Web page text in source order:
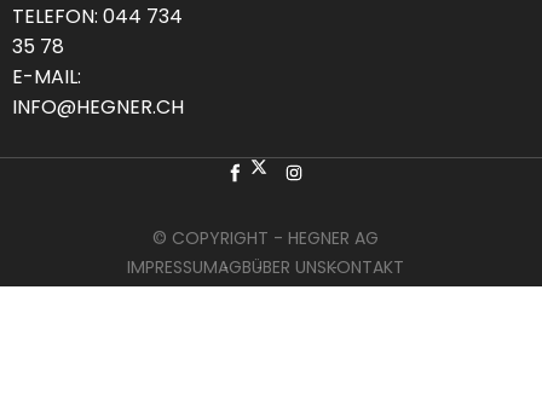
TELEFON: 044 734
35 78
E-MAIL:
INFO@HEGNER.CH
© COPYRIGHT - HEGNER AG
IMPRESSUMAGBÜBER UNSKONTAKT